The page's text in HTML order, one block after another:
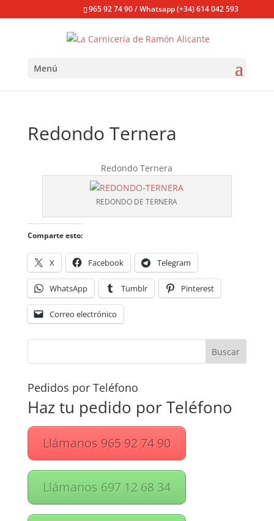
965 92 74 90 / Whatsapp (+34) 614 042 593
Menú
Redondo Ternera
Redondo Ternera
REDONDO DE TERNERA
Comparte esto:
X Facebook Telegram
WhatsApp Tumblr Pinterest
Correo electrónico
Pedidos por Teléfono
Haz tu pedido por Teléfono
Llámanos 965 92 74 90
Llámanos 697 12 68 34